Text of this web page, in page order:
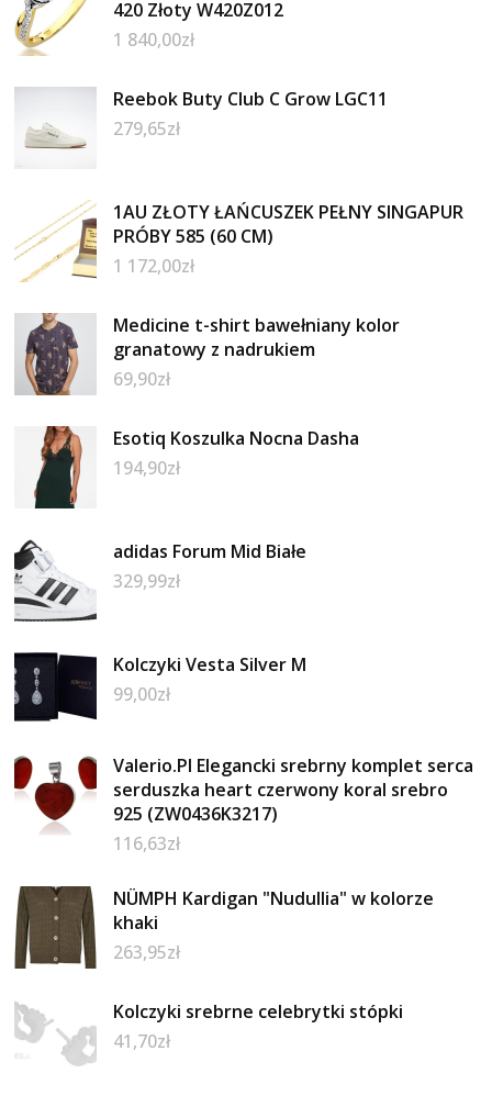
420 Złoty W420Z012
1 840,00zł
Reebok Buty Club C Grow LGC11
279,65zł
1AU ZŁOTY ŁAŃCUSZEK PEŁNY SINGAPUR
PRÓBY 585 (60 CM)
1 172,00zł
Medicine t-shirt bawełniany kolor
granatowy z nadrukiem
69,90zł
Esotiq Koszulka Nocna Dasha
194,90zł
adidas Forum Mid Białe
329,99zł
Kolczyki Vesta Silver M
99,00zł
Valerio.Pl Elegancki srebrny komplet serca
serduszka heart czerwony koral srebro
925 (ZW0436K3217)
116,63zł
NÜMPH Kardigan "Nudullia" w kolorze
khaki
263,95zł
Kolczyki srebrne celebrytki stópki
41,70zł